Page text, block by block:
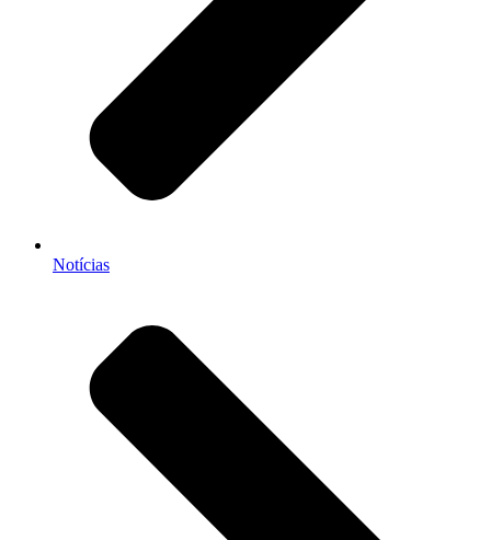
Notícias